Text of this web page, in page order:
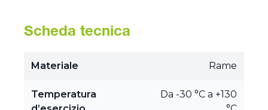
Scheda tecnica
Materiale Rame
Temperatura
Da -30 °C a +130